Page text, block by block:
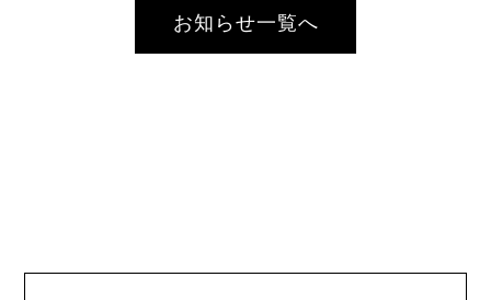
お知らせ一覧へ